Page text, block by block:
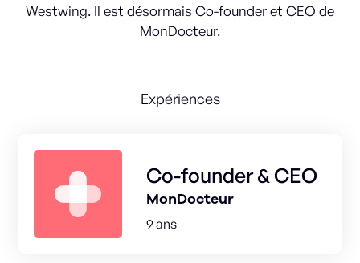
Westwing. Il est désormais Co-founder et CEO de
MonDocteur.
Expériences
Co-founder & CEO
MonDocteur
9 ans